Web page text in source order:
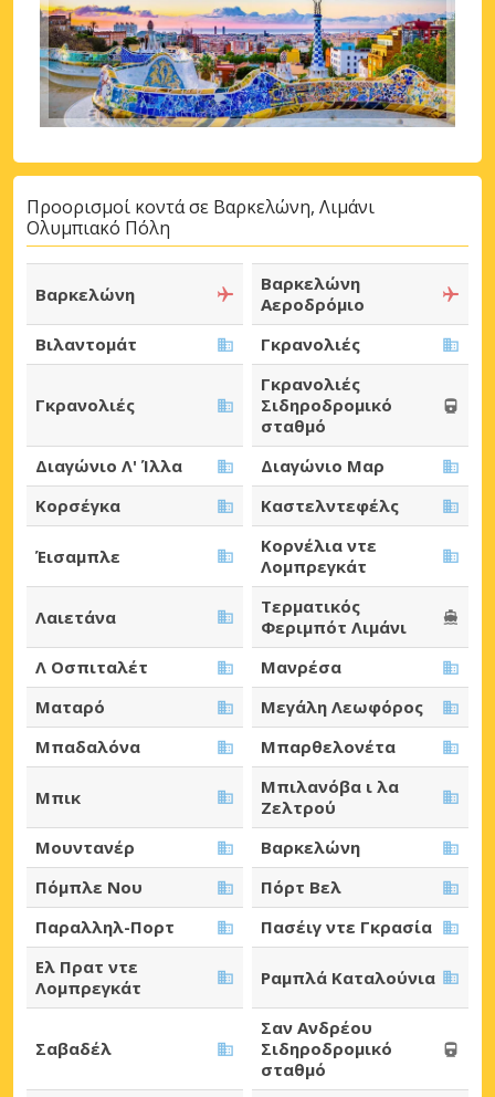
Προορισμοί κοντά σε Βαρκελώνη, Λιμάνι
Ολυμπιακό Πόλη
Βαρκελώνη
Βαρκελώνη
Αεροδρόμιο
Βιλαντομάτ
Γκρανολιές
Γκρανολιές
Γκρανολιές
Σιδηροδρομικό
σταθμό
Διαγώνιο Λ' Ίλλα
Διαγώνιο Μαρ
Κορσέγκα
Καστελντεφέλς
Έισαμπλε
Κορνέλια ντε
Λομπρεγκάτ
Λαιετάνα
Τερματικός
Φεριμπότ Λιμάνι
Λ Οσπιταλέτ
Μανρέσα
Ματαρό
Μεγάλη Λεωφόρος
Μπαδαλόνα
Μπαρθελονέτα
Μπικ
Μπιλανόβα ι λα
Ζελτρού
Μουντανέρ
Βαρκελώνη
Πόμπλε Νου
Πόρτ Βελ
Παραλληλ-Πορτ
Πασέιγ ντε Γκρασία
Ελ Πρατ ντε
Λομπρεγκάτ
Ραμπλά Καταλούνια
Σαβαδέλ
Σαν Ανδρέου
Σιδηροδρομικό
σταθμό